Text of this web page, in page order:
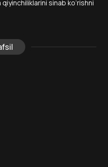
sinab ko‘rishni